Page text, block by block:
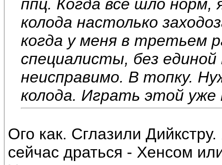
ппц. Когда все шло
колода настолько
когда у меня в третьем
специалисты, без
неисправимо. В топку.
колода. Играть этой уже
Ого как. Сглазили
сейчас драться - Хенсом